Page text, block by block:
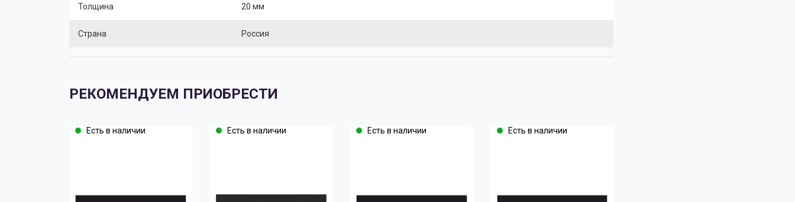
Толщина 20 мм
Страна Россия
РЕКОМЕНДУЕМ ПРИОБРЕСТИ
Есть в наличии Есть в наличии Есть в наличии Есть в наличии